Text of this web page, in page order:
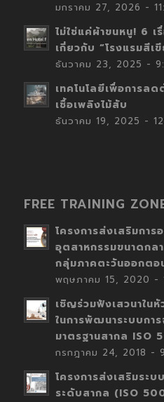
มกราคม 27, 2026 -
ไม่ใช่แค่ผ้าขนหนู! 6 เ
เกี่ยวกับ “โรงแรมสีเ
ธันวาคม 23, 2025 -
เทคโนโลยีเพื่อการล
เชื้อเพลิงไม้สับ
ธันวาคม 19, 2025 -
FREE TRAINING
โครงการส่งเสริมการ
อุตสาหกรรมขนาดกล
กลุ่มภาคตะวันออกตอ
พฤษภาคม 15, 2020 -
เชิญร่วมฟังเสวนาใน
ในการพัฒนาระบบกา
มาตรฐานสากล ISO
กรกฎาคม 24, 2018 -
โครงการส่งเสริมระ
ระดับสากล (ISO